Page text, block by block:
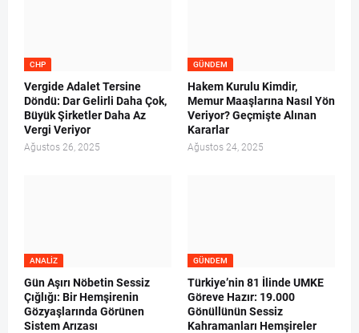
CHP
Vergide Adalet Tersine
Döndü: Dar Gelirli Daha Çok,
Büyük Şirketler Daha Az
Vergi Veriyor
Ağustos 26, 2025
GÜNDEM
Hakem Kurulu Kimdir,
Memur Maaşlarına Nasıl Yön
Veriyor? Geçmişte Alınan
Kararlar
Ağustos 24, 2025
ANALIZ
Gün Aşırı Nöbetin Sessiz
Çığlığı: Bir Hemşirenin
Gözyaşlarında Görünen
Sistem Arızası
GÜNDEM
Türkiye’nin 81 İlinde UMKE
Göreve Hazır: 19.000
Gönüllünün Sessiz
Kahramanları Hemşireler